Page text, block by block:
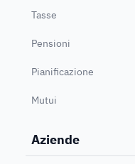
Tasse
Pensioni
Pianificazione
Mutui
Aziende